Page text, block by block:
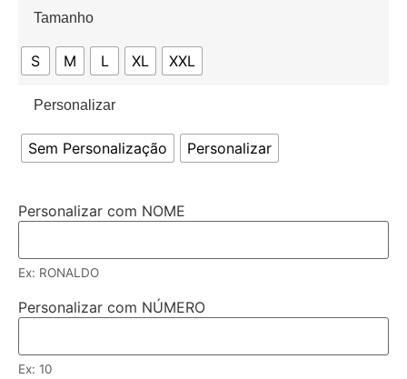
Tamanho
S M L XL XXL
Personalizar
Sem Personalização Personalizar
Personalizar com NOME
Ex: RONALDO
Personalizar com NÚMERO
Ex: 10